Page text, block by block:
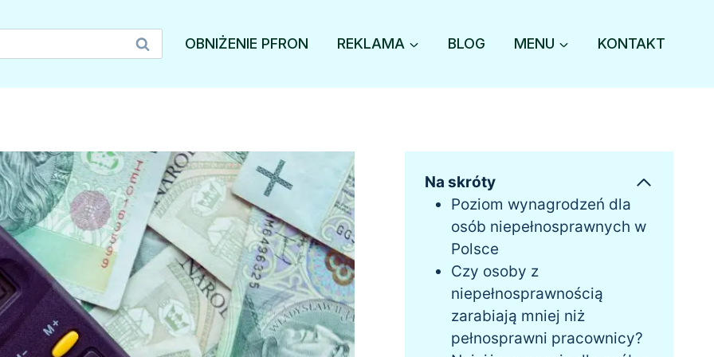
OBNIŻENIE PFRON REKLAMA BLOG MENU KONTAKT
Na skróty
Poziom wynagrodzeń dla
osób niepełnosprawnych w
Polsce
Czy osoby z
niepełnosprawnością
zarabiają mniej niż
pełnosprawni pracownicy?